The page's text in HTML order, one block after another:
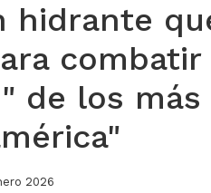
hidrante
de los más
2026